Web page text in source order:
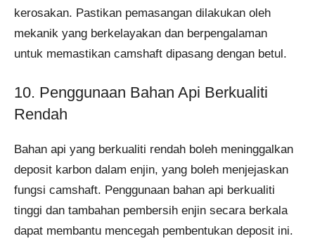
kerosakan. Pastikan pemasangan dilakukan oleh
mekanik yang berkelayakan dan berpengalaman
untuk memastikan camshaft dipasang dengan betul.
10. Penggunaan Bahan Api Berkualiti
Rendah
Bahan api yang berkualiti rendah boleh meninggalkan
deposit karbon dalam enjin, yang boleh menjejaskan
fungsi camshaft. Penggunaan bahan api berkualiti
tinggi dan tambahan pembersih enjin secara berkala
dapat membantu mencegah pembentukan deposit ini.